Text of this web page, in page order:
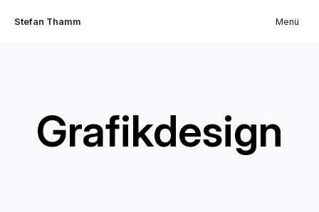
Stefan Thamm Menü
Grafikdesign